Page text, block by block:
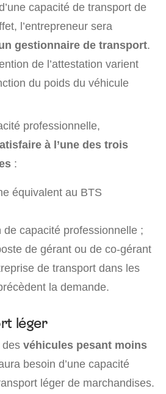
capacité de transport de
l’entrepreneur sera
gestionnaire de transport.
de l’attestation varient
du poids du véhicule
professionnelle,
à l’une des trois
:
équivalent au BTS
de capacité professionnelle ;
de gérant ou de co-gérant
de transport dans les
la demande.
léger
des véhicules pesant moins
besoin d’une capacité
léger de marchandises.